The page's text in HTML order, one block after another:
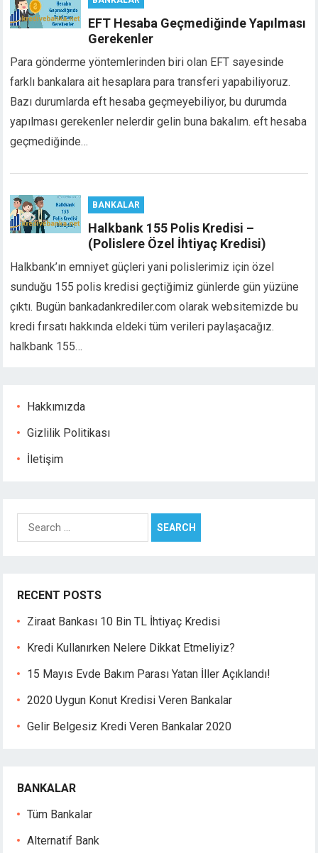
panel
oku
satın al
Panel
Panel
Panel
Panel
Panel
Panel
Panel
panel
sakarya
panel
panel
giriş
bonusu
bonusu
youtube mp3 downloader
escort
giriş
escort
giriş
giriş
giriş
EFT Hesaba Geçmediğinde Yapılması
Gerekenler
Para gönderme yöntemlerinden biri olan EFT sayesinde
farklı bankalara ait hesaplara para transferi yapabiliyoruz.
Bazı durumlarda eft hesaba geçmeyebiliyor, bu durumda
yapılması gerekenler nelerdir gelin buna bakalım. eft hesaba
geçmediğinde…
BANKALAR
Halkbank 155 Polis Kredisi –
(Polislere Özel İhtiyaç Kredisi)
Halkbank’ın emniyet güçleri yani polislerimiz için özel
sunduğu 155 polis kredisi geçtiğimiz günlerde gün yüzüne
çıktı. Bugün bankadankrediler.com olarak websitemizde bu
kredi fırsatı hakkında eldeki tüm verileri paylaşacağız.
halkbank 155…
Hakkımızda
Gizlilik Politikası
İletişim
for:
RECENT POSTS
Ziraat Bankası 10 Bin TL İhtiyaç Kredisi
Kredi Kullanırken Nelere Dikkat Etmeliyiz?
15 Mayıs Evde Bakım Parası Yatan İller Açıklandı!
2020 Uygun Konut Kredisi Veren Bankalar
Gelir Belgesiz Kredi Veren Bankalar 2020
BANKALAR
Tüm Bankalar
Alternatif Bank